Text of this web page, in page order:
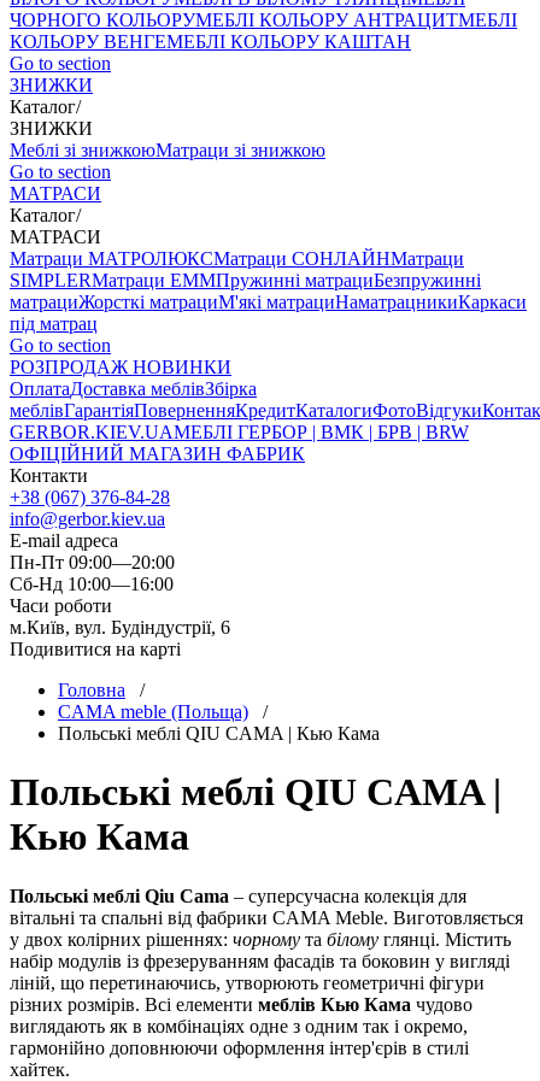
ЧОРНОГО КОЛЬОРУМЕБЛІ КОЛЬОРУ АНТРАЦИТМЕБЛІ
КОЛЬОРУ ВЕНГЕМЕБЛІ КОЛЬОРУ КАШТАН
Go to section
ЗНИЖКИ
Каталог/
ЗНИЖКИ
Меблі зі знижкоюМатраци зі знижкою
Go to section
МАТРАСИ
Каталог/
МАТРАСИ
Матраци МАТРОЛЮКСМатраци СОНЛАЙНМатраци
SIMPLERМатраци ЕММПружинні матрациБезпружинні
матрациЖорсткі матрациМ'які матрациНаматрацникиКаркаси
під матрац
Go to section
РОЗПРОДАЖ НОВИНКИ
ОплатаДоставка меблівЗбірка
меблівГарантіяПоверненняКредитКаталогиФотоВідгуки
GERBOR.KIEV.UAМЕБЛI ГЕРБОР | ВМК | БРВ | BRW
ОФІЦІЙНИЙ МАГАЗИН ФАБРИК
Контакти
+38 (067) 376-84-28
info@gerbor.kiev.ua
E-mail адреса
Пн-Пт 09:00—20:00
Сб-Нд 10:00—16:00
Часи роботи
м.Київ, вул. Будіндустрії, 6
Подивитися на карті
Головна /
CAMA meble (Польща) /
Польські меблі QIU CAMA | Кью Кама
Польські меблі QIU CAMA |
Кью Кама
Польські меблі Qiu Cama – суперсучасна колекція для
вітальні та спальні від фабрики CAMA Meble. Виготовляється
у двох колірних рішеннях: чорному та білому глянці. Містить
набір модулів із фрезеруванням фасадів та боковин у вигляді
ліній, що перетинаючись, утворюють геометричні фігури
різних розмірів. Всі елементи меблів Кью Кама чудово
виглядають як в комбінаціях одне з одним так і окремо,
гармонійно доповнюючи оформлення інтер'єрів в стилі
хайтек.